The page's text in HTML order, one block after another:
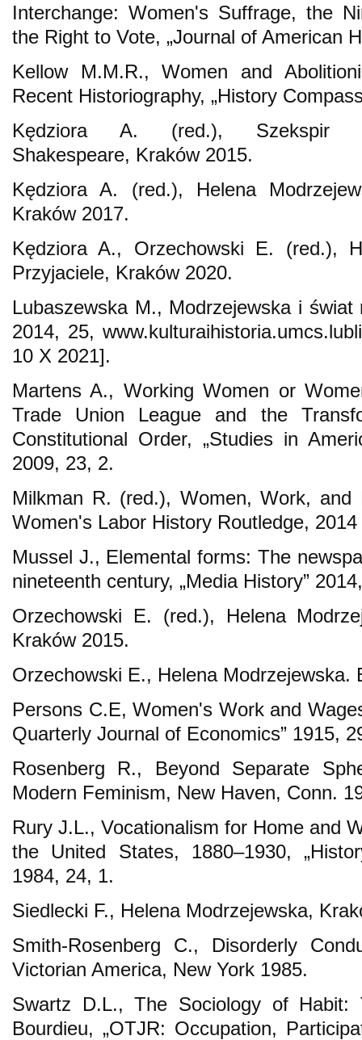
Interchange: Women's Suffrage, the
the Right to Vote, „Journal of American
Kellow M.M.R., Women and
Recent Historiography, „History
Kędziora A. (red.), Szekspir
Shakespeare, Kraków 2015.
Kędziora A. (red.), Helena
Kraków 2017.
Kędziora A., Orzechowski E. (red.),
Przyjaciele, Kraków 2020.
Lubaszewska M., Modrzejewska i świat
2014, 25,
10 X 2021].
Martens A., Working Women or
Trade Union League and the
Constitutional Order, „Studies in
2009, 23, 2.
Milkman R. (red.), Women, Work,
Women's Labor History Routledge,
Mussel J., Elemental forms: The
nineteenth century, „Media History”
Orzechowski E. (red.), Helena
Kraków 2015.
Orzechowski E., Helena Modrzejewska.
Persons C.E, Women's Work and
Quarterly Journal of Economics” 1915,
Rosenberg R., Beyond Separate
Modern Feminism, New Haven, Conn.
Rury J.L., Vocationalism for Home and
the United States, 1880–1930,
1984, 24, 1.
Siedlecki F., Helena Modrzejewska,
Smith-Rosenberg C., Disorderly
Victorian America, New York 1985.
Swartz D.L., The Sociology of Habit:
Bourdieu, „OTJR: Occupation,